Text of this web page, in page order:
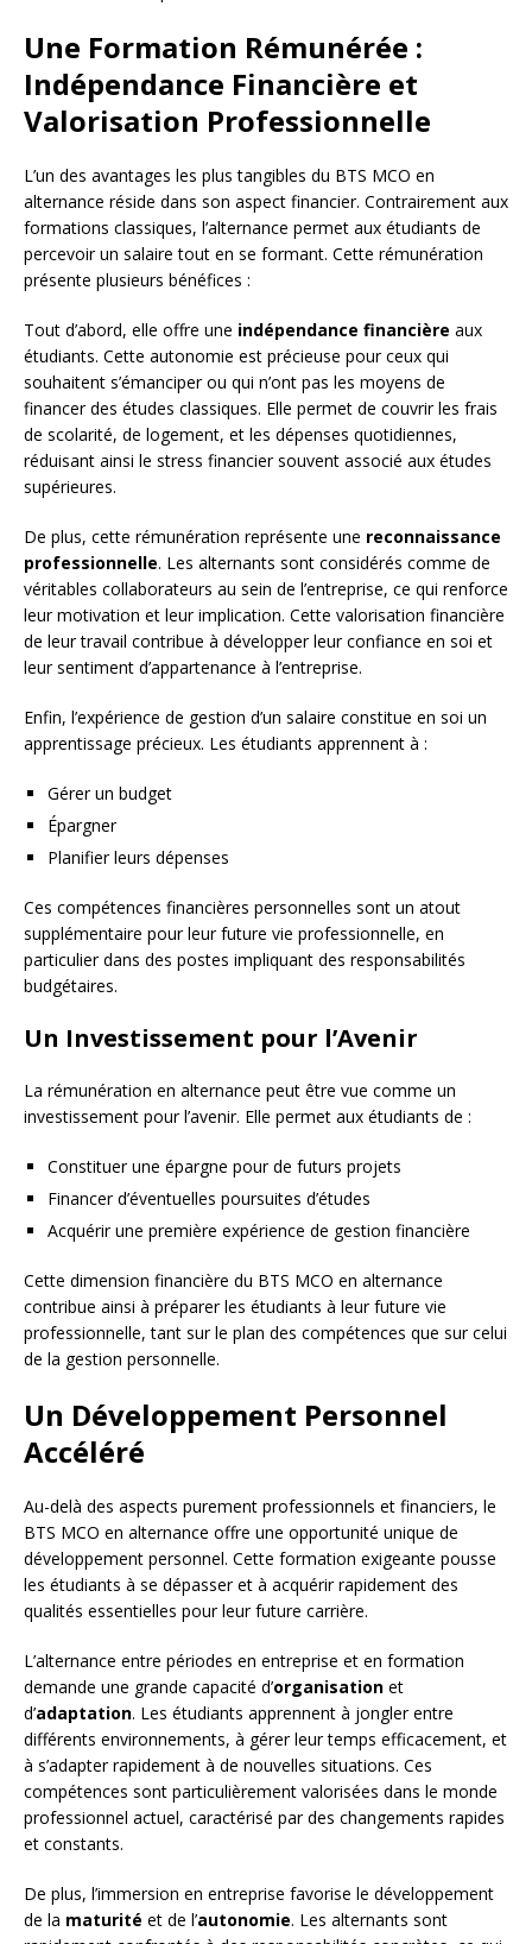
Une Formation Rémunérée :
Indépendance Financière et
Valorisation Professionnelle
L’un des avantages les plus tangibles du BTS MCO en
alternance réside dans son aspect financier. Contrairement aux
formations classiques, l’alternance permet aux étudiants de
percevoir un salaire tout en se formant. Cette rémunération
présente plusieurs bénéfices :
Tout d’abord, elle offre une indépendance financière aux
étudiants. Cette autonomie est précieuse pour ceux qui
souhaitent s’émanciper ou qui n’ont pas les moyens de
financer des études classiques. Elle permet de couvrir les frais
de scolarité, de logement, et les dépenses quotidiennes,
réduisant ainsi le stress financier souvent associé aux études
supérieures.
De plus, cette rémunération représente une reconnaissance
professionnelle. Les alternants sont considérés comme de
véritables collaborateurs au sein de l’entreprise, ce qui renforce
leur motivation et leur implication. Cette valorisation financière
de leur travail contribue à développer leur confiance en soi et
leur sentiment d’appartenance à l’entreprise.
Enfin, l’expérience de gestion d’un salaire constitue en soi un
apprentissage précieux. Les étudiants apprennent à :
Gérer un budget
Épargner
Planifier leurs dépenses
Ces compétences financières personnelles sont un atout
supplémentaire pour leur future vie professionnelle, en
particulier dans des postes impliquant des responsabilités
budgétaires.
Un Investissement pour l’Avenir
La rémunération en alternance peut être vue comme un
investissement pour l’avenir. Elle permet aux étudiants de :
Constituer une épargne pour de futurs projets
Financer d’éventuelles poursuites d’études
Acquérir une première expérience de gestion financière
Cette dimension financière du BTS MCO en alternance
contribue ainsi à préparer les étudiants à leur future vie
professionnelle, tant sur le plan des compétences que sur celui
de la gestion personnelle.
Un Développement Personnel
Accéléré
Au-delà des aspects purement professionnels et financiers, le
BTS MCO en alternance offre une opportunité unique de
développement personnel. Cette formation exigeante pousse
les étudiants à se dépasser et à acquérir rapidement des
qualités essentielles pour leur future carrière.
L’alternance entre périodes en entreprise et en formation
demande une grande capacité d’organisation et
d’adaptation. Les étudiants apprennent à jongler entre
différents environnements, à gérer leur temps efficacement, et
à s’adapter rapidement à de nouvelles situations. Ces
compétences sont particulièrement valorisées dans le monde
professionnel actuel, caractérisé par des changements rapides
et constants.
De plus, l’immersion en entreprise favorise le développement
de la maturité et de l’autonomie. Les alternants sont